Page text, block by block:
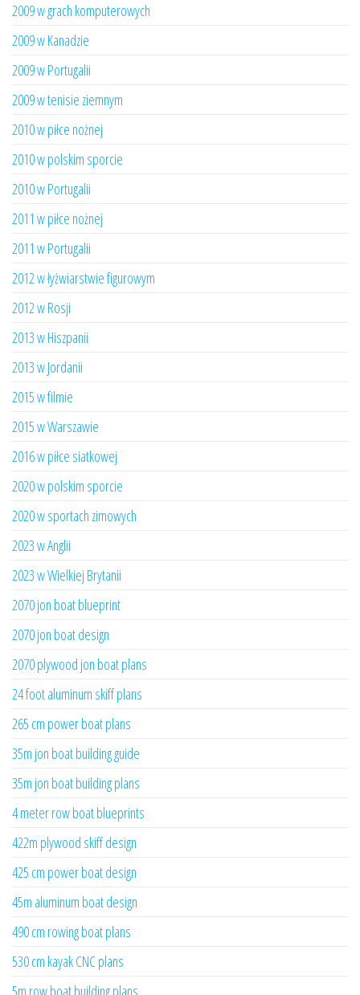
2009 w grach komputerowych
2009 w Kanadzie
2009 w Portugalii
2009 w tenisie ziemnym
2010 w piłce nożnej
2010 w polskim sporcie
2010 w Portugalii
2011 w piłce nożnej
2011 w Portugalii
2012 w łyżwiarstwie figurowym
2012 w Rosji
2013 w Hiszpanii
2013 w Jordanii
2015 w filmie
2015 w Warszawie
2016 w piłce siatkowej
2020 w polskim sporcie
2020 w sportach zimowych
2023 w Anglii
2023 w Wielkiej Brytanii
2070 jon boat blueprint
2070 jon boat design
2070 plywood jon boat plans
24 foot aluminum skiff plans
265 cm power boat plans
35m jon boat building guide
35m jon boat building plans
4 meter row boat blueprints
422m plywood skiff design
425 cm power boat design
45m aluminum boat design
490 cm rowing boat plans
530 cm kayak CNC plans
5m row boat building plans